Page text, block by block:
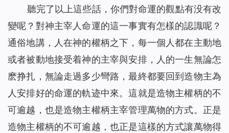
聽完了以上這些話，你們對命運的觀點有没有改
變呢？對神主宰人命運的這一事實有怎樣的認識呢？
通俗地講，人在神的權柄之下，每一個人都在主動地
或者被動地接受着神的主宰與安排，人的一生無論怎
麽挣扎，無論走過多少彎路，最終都要回到造物主為
人安排好的命運的軌迹中來。這就是造物主權柄的不
可逾越，也是造物主權柄主宰管理萬物的方式。正是
造物主權柄的不可逾越，也正是這樣的方式讓萬物得